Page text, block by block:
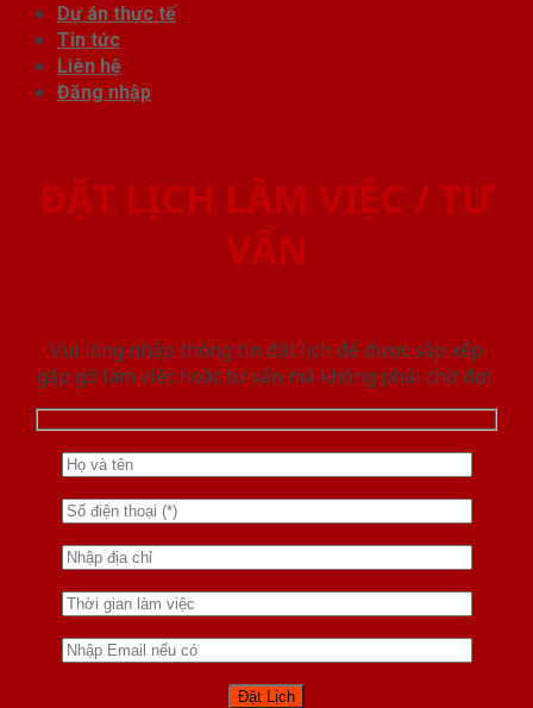
Dự án thực tế
Tin tức
Liên hệ
Đăng nhập
ĐẶT LỊCH LÀM VIỆC / TƯ
VẤN
Vui lòng nhập thông tin đặt lịch để được sắp xếp
gặp gỡ làm việc hoăc tư vấn mà không phải chờ đợi.